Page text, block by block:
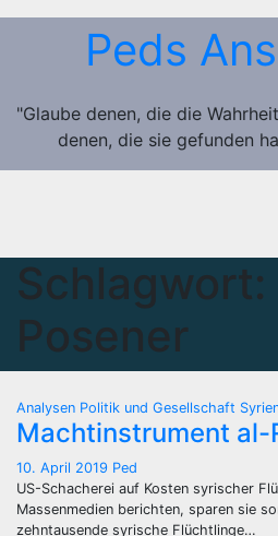
Zum
Peds
"Glaube denen, die die
denen, die sie gefunden
Schlagwort:
Posener
Analysen Politik und Gesellschaft
Machtinstrument al-
10. April 2019 Ped
US-Schacherei auf Kosten syrischer
Massenmedien berichten, sparen sie
zehntausende syrische Flüchtlinge…